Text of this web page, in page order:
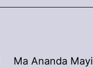
Ma Ananda Mayi